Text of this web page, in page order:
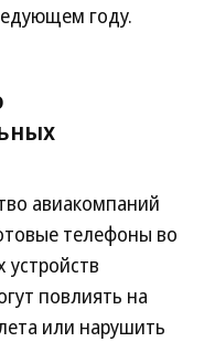
году.
авиакомпаний
телефоны во
устройств
повлиять на
или нарушить